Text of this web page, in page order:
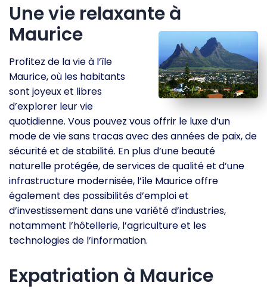
Une vie relaxante à
Maurice
Profitez de la vie à l’île
Maurice, où les habitants
sont joyeux et libres
d’explorer leur vie
quotidienne. Vous pouvez vous offrir le luxe d’un
mode de vie sans tracas avec des années de paix, de
sécurité et de stabilité. En plus d’une beauté
naturelle protégée, de services de qualité et d’une
infrastructure modernisée, l’île Maurice offre
également des possibilités d’emploi et
d’investissement dans une variété d’industries,
notamment l’hôtellerie, l’agriculture et les
technologies de l’information.
Expatriation à Maurice